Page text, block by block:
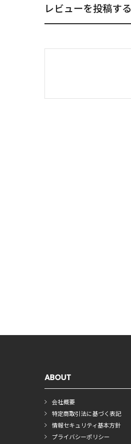
レビューを投稿する
ABOUT
会社概要
特定商取引法に基づく表記
情報セキュリティ基本方針
プライバシーポリシー